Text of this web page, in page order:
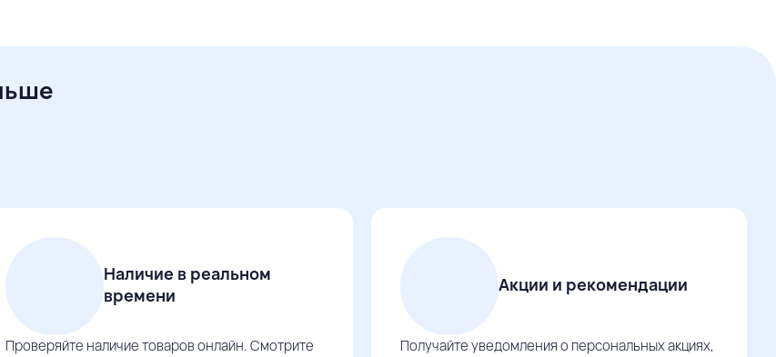
Наличие в реальном
времени
Проверяйте наличие товаров онлайн. Смотрите
Акции и рекомендации
Получайте уведомления о персональных акциях,